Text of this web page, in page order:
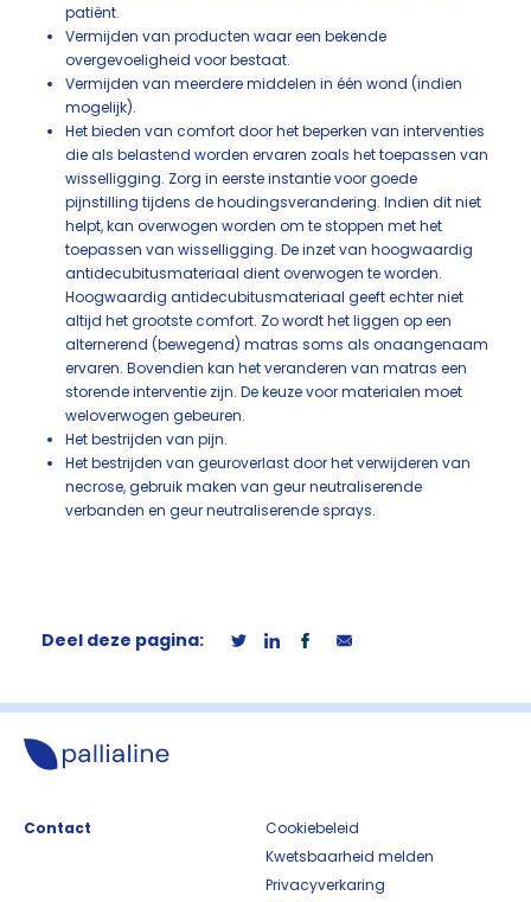
patiënt.
Vermijden van producten waar een bekende
overgevoeligheid voor bestaat.
Vermijden van meerdere middelen in één wond (indien
mogelijk).
Het bieden van comfort door het beperken van interventies
die als belastend worden ervaren zoals het toepassen van
wisselligging. Zorg in eerste instantie voor goede
pijnstilling tijdens de houdingsverandering. Indien dit niet
helpt, kan overwogen worden om te stoppen met het
toepassen van wisselligging. De inzet van hoogwaardig
antidecubitusmateriaal dient overwogen te worden.
Hoogwaardig antidecubitusmateriaal geeft echter niet
altijd het grootste comfort. Zo wordt het liggen op een
alternerend (bewegend) matras soms als onaangenaam
ervaren. Bovendien kan het veranderen van matras een
storende interventie zijn. De keuze voor materialen moet
weloverwogen gebeuren.
Het bestrijden van pijn.
Het bestrijden van geuroverlast door het verwijderen van
necrose, gebruik maken van geur neutraliserende
verbanden en geur neutraliserende sprays.
Deel deze pagina:
Contact
Cookiebeleid
Kwetsbaarheid melden
Privacyverkaring